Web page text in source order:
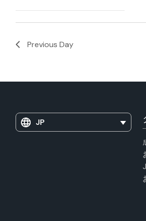
Open
filter
Previous Day
JP